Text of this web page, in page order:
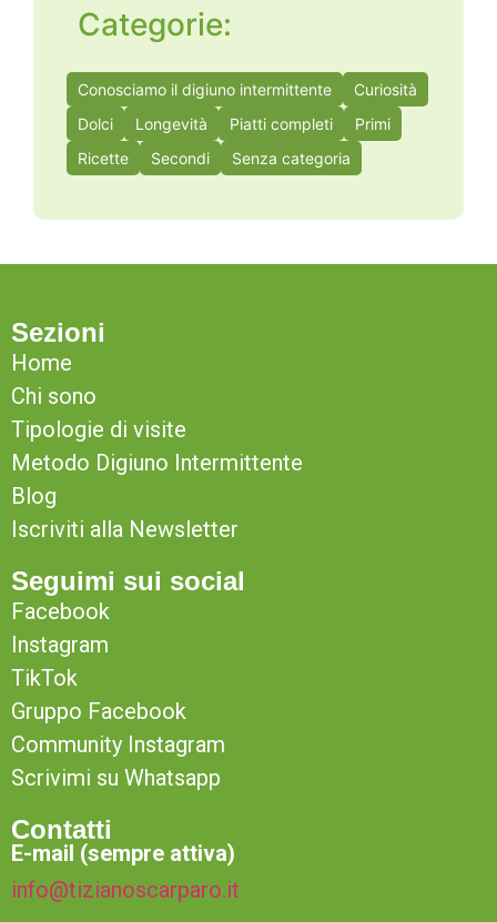
Categorie:
Conosciamo il digiuno intermittente
Curiosità
Dolci
Longevità Piatti completi
Primi
Ricette
Secondi Senza categoria
Sezioni
Home
Chi sono
Tipologie di visite
Metodo Digiuno Intermittente
Blog
Iscriviti alla Newsletter
Seguimi sui social
Facebook
Instagram
TikTok
Gruppo Facebook
Community Instagram
Scrivimi su Whatsapp
Contatti
E-mail (sempre attiva)
info@tizianoscarparo.it